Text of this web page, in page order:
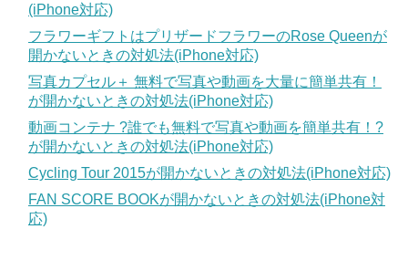
(iPhone対応)
フラワーギフトはプリザードフラワーのRose Queenが
開かないときの対処法(iPhone対応)
写真カプセル＋ 無料で写真や動画を大量に簡単共有！
が開かないときの対処法(iPhone対応)
動画コンテナ ?誰でも無料で写真や動画を簡単共有！?
が開かないときの対処法(iPhone対応)
Cycling Tour 2015が開かないときの対処法(iPhone対応)
FAN SCORE BOOKが開かないときの対処法(iPhone対
応)